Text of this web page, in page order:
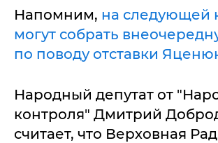
Напомним, на следующей
могут собрать
по поводу отставки
Народный депутат от
контроля" Дмитрий
считает, что Верховная